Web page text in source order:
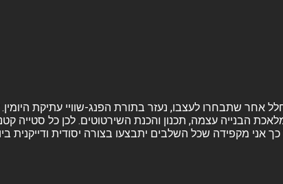
אחר שתבחרו לעצבו, נעזר בתורת הפנג-שוויי עתיקת
הבנייה עצמה, תכנון והכנת השירטוטים. לכן כל סטייה
מקפידה שכל השלבים יתבצעו בצורה יסודית ודייקנית